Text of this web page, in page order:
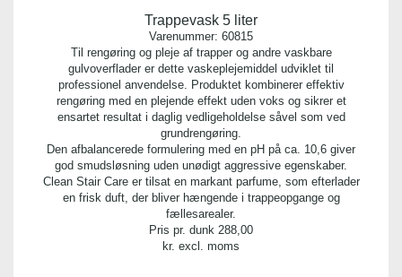
Trappevask 5 liter
Varenummer: 60815
Til rengøring og pleje af trapper og andre vaskbare
gulvoverflader er dette vaskeplejemiddel udviklet til
professionel anvendelse. Produktet kombinerer effektiv
rengøring med en plejende effekt uden voks og sikrer et
ensartet resultat i daglig vedligeholdelse såvel som ved
grundrengøring.
Den afbalancerede formulering med en pH på ca. 10,6 giver
god smudsløsning uden unødigt aggressive egenskaber.
Clean Stair Care er tilsat en markant parfume, som efterlader
en frisk duft, der bliver hængende i trappeopgange og
fællesarealer.
Pris pr. dunk 288,00
kr. excl. moms